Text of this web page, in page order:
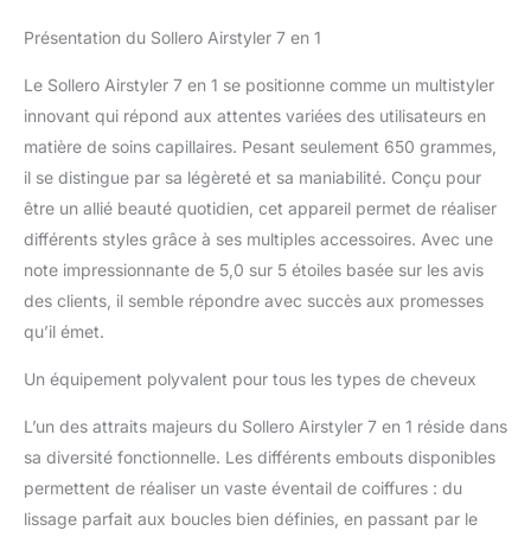
coiffage. Il facilite
le lissage, les boucles, le
volume et le massage du
cuir chevelu. Avec ce fer
facilement créer
différentes coiffures pour
toutes les longueurs de
cheveux. Gants inclus
lors du changement des
110 000 tr/min : le moteur
développé par Sollero
atteint 110 000 tr/min et
produit un flux d'air
puissant jusqu'à 20 m/s,
Présentation du Sollero Airstyler 7 en 1
Le Sollero Airstyler 7 en 1 se positionne comme un multistyler
innovant qui répond aux attentes variées des utilisateurs en
matière de soins capillaires. Pesant seulement 650 grammes,
il se distingue par sa légèreté et sa maniabilité. Conçu pour
être un allié beauté quotidien, cet appareil permet de réaliser
différents styles grâce à ses multiples accessoires. Avec une
note impressionnante de 5,0 sur 5 étoiles basée sur les avis
des clients, il semble répondre avec succès aux promesses
qu’il émet.
Un équipement polyvalent pour tous les types de cheveux
L’un des attraits majeurs du Sollero Airstyler 7 en 1 réside dans
sa diversité fonctionnelle. Les différents embouts disponibles
permettent de réaliser un vaste éventail de coiffures : du
lissage parfait aux boucles bien définies, en passant par le